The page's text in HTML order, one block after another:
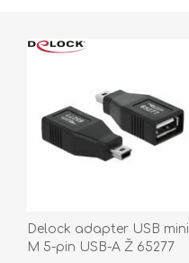
Delock adapter USB mini
M 5-pin USB-A Ž 65277